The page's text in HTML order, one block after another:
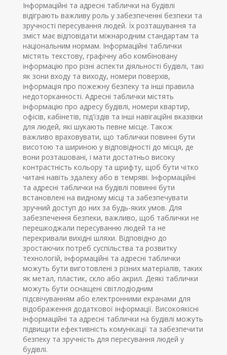
Інформаційні та адресні таблички на будівлі
відіграють важливу роль у забезпеченні безпеки та
зручності пересування людей. Їх розташування та
зміст має відповідати міжнародним стандартам та
національним нормам. Інформаційні таблички
містять текстову, графічну або комбіновану
інформацію про різні аспекти діяльності будівлі, такі
як зони входу та виходу, номери поверхів,
інформація про пожежну безпеку та інші правила
недоторканності. Адресні таблички містять
інформацію про адресу будівлі, номери квартир,
офісів, кабінетів, під'їздів та інші навігаційні вказівки
для людей, які шукають певне місце. Також
важливо враховувати, що таблички повинні бути
висотою та шириною у відповідності до місця, де
вони розташовані, і мати достатньо високу
контрастність кольору та шрифту, щоб бути чітко
читані навіть здалеку або в темряві. Інформаційні
та адресні таблички на будівлі повинні бути
встановлені на видному місці та забезпечувати
зручний доступ до них за будь-яких умов. Для
забезпечення безпеки, важливо, щоб таблички не
перешкоджали пересуванню людей та не
перекривали вихідні шляхи. Відповідно до
зростаючих потреб суспільства та розвитку
технологій, інформаційні та адресні таблички
можуть бути виготовлені з різних матеріалів, таких
як метал, пластик, скло або акрил. Деякі таблички
можуть бути оснащені світлодіодним
підсвічуванням або електронними екранами для
відображення додаткової інформації. Високоякісні
інформаційні та адресні таблички на будівлі можуть
підвищити ефективність комунікації та забезпечити
безпеку та зручність для пересування людей у
будівлі.